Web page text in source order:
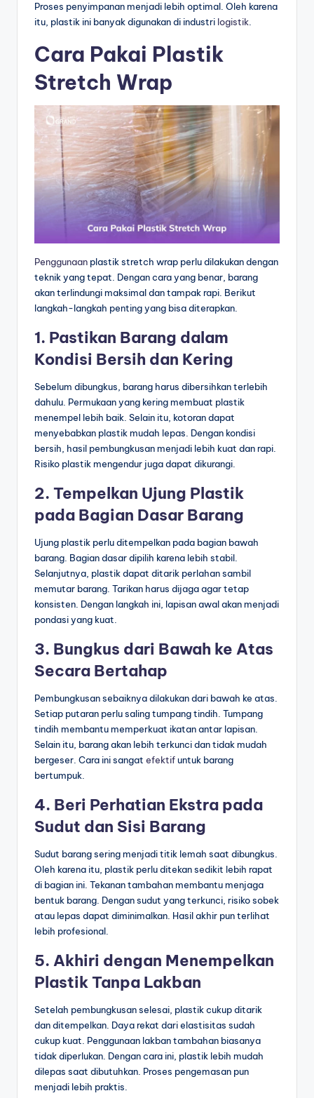
Proses penyimpanan menjadi lebih optimal. Oleh karena
itu, plastik ini banyak digunakan di industri logistik.
Cara Pakai Plastik
Stretch Wrap
Penggunaan plastik stretch wrap perlu dilakukan dengan
teknik yang tepat. Dengan cara yang benar, barang
akan terlindungi maksimal dan tampak rapi. Berikut
langkah-langkah penting yang bisa diterapkan.
1. Pastikan Barang dalam
Kondisi Bersih dan Kering
Sebelum dibungkus, barang harus dibersihkan terlebih
dahulu. Permukaan yang kering membuat plastik
menempel lebih baik. Selain itu, kotoran dapat
menyebabkan plastik mudah lepas. Dengan kondisi
bersih, hasil pembungkusan menjadi lebih kuat dan rapi.
Risiko plastik mengendur juga dapat dikurangi.
2. Tempelkan Ujung Plastik
pada Bagian Dasar Barang
Ujung plastik perlu ditempelkan pada bagian bawah
barang. Bagian dasar dipilih karena lebih stabil.
Selanjutnya, plastik dapat ditarik perlahan sambil
memutar barang. Tarikan harus dijaga agar tetap
konsisten. Dengan langkah ini, lapisan awal akan menjadi
pondasi yang kuat.
3. Bungkus dari Bawah ke Atas
Secara Bertahap
Pembungkusan sebaiknya dilakukan dari bawah ke atas.
Setiap putaran perlu saling tumpang tindih. Tumpang
tindih membantu memperkuat ikatan antar lapisan.
Selain itu, barang akan lebih terkunci dan tidak mudah
bergeser. Cara ini sangat efektifuntuk barang
bertumpuk.
4. Beri Perhatian Ekstra pada
Sudut dan Sisi Barang
Sudut barang sering menjadi titik lemah saat dibungkus.
Oleh karena itu, plastik perlu ditekan sedikit lebih rapat
di bagian ini. Tekanan tambahan membantu menjaga
bentuk barang. Dengan sudut yang terkunci, risiko sobek
atau lepas dapat diminimalkan. Hasil akhir pun terlihat
lebih profesional.
5. Akhiri dengan Menempelkan
Plastik Tanpa Lakban
Setelah pembungkusan selesai, plastik cukup ditarik
dan ditempelkan. Daya rekat dari elastisitas sudah
cukup kuat. Penggunaan lakban tambahan biasanya
tidak diperlukan. Dengan cara ini, plastik lebih mudah
dilepas saat dibutuhkan. Proses pengemasan pun
menjadi lebih praktis.